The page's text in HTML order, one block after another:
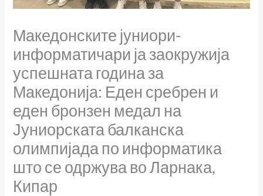
Македонските јуниори-
информатичари ја заокружија
успешната година за
Македонија: Еден сребрен и
еден бронзен медал на
Јуниорската балканска
олимпијада по информатика
што се одржува во Ларнака,
Кипар